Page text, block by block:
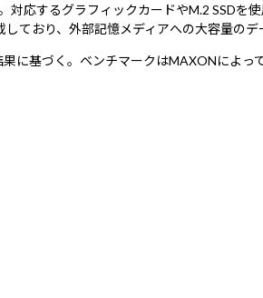
応するグラフィックカードやM.2 SSDを
ており、外部記憶メディアへの大容量のデ
基づく。ベンチマークはMAXONによっ